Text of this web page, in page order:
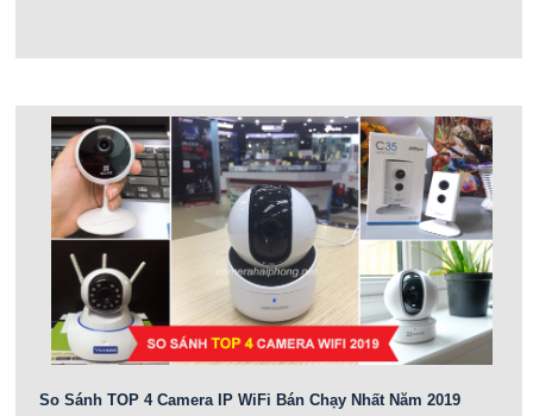
So Sánh TOP 4 Camera IP WiFi Bán Chạy Nhất Năm 2019